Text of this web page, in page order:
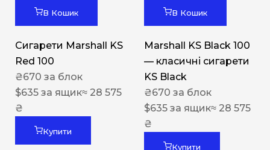
В Кошик
Сигарети Marshall KS
Red 100
₴670 за блок
$635 за ящик≈ 28 575
₴
Купити
В Кошик
Marshall KS Black 100
— класичні сигарети
KS Black
₴670 за блок
$635 за ящик≈ 28 575
₴
Купити